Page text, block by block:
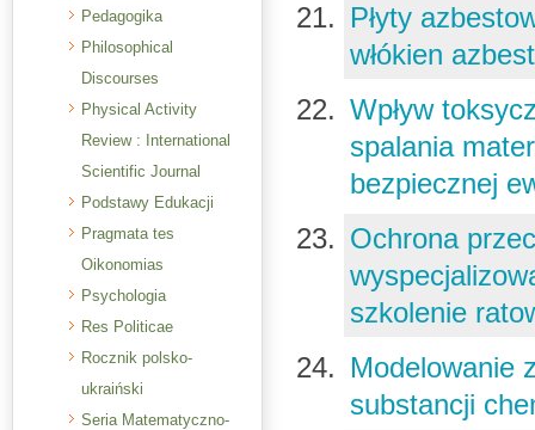
Pedagogika
Philosophical
Discourses
Physical Activity
Review : International
Scientific Journal
Podstawy Edukacji
Pragmata tes
Oikonomias
Psychologia
Res Politicae
Rocznik polsko-
ukraiński
Seria Matematyczno-
Płyty
włókien
Wpływ
spalania
bezpiecznej
Ochrona
szkolenie
Modelowanie
substancji